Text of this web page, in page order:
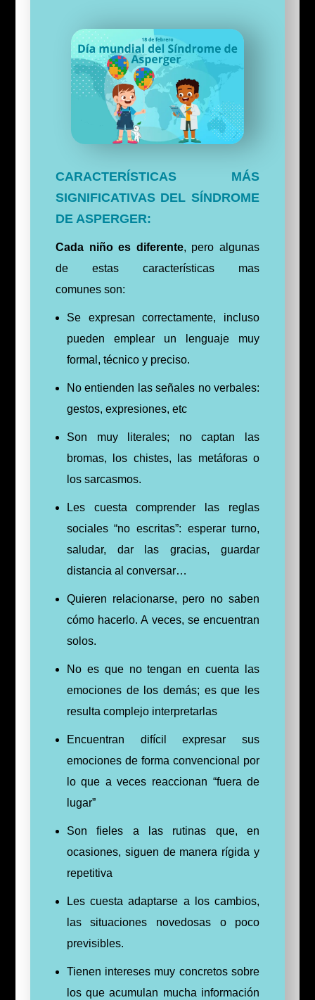
CARACTERÍSTICAS MÁS
SIGNIFICATIVAS DEL SÍNDROME
DE ASPERGER:
Cada niño es diferente, pero algunas
de estas características mas
comunes son:
Se expresan correctamente, incluso
pueden emplear un lenguaje muy
formal, técnico y preciso.
No entienden las señales no verbales:
gestos, expresiones, etc
Son muy literales; no captan las
bromas, los chistes, las metáforas o
los sarcasmos.
Les cuesta comprender las reglas
sociales “no escritas”: esperar turno,
saludar, dar las gracias, guardar
distancia al conversar…
Quieren relacionarse, pero no saben
cómo hacerlo. A veces, se encuentran
solos.
No es que no tengan en cuenta las
emociones de los demás; es que les
resulta complejo interpretarlas
Encuentran difícil expresar sus
emociones de forma convencional por
lo que a veces reaccionan “fuera de
lugar”
Son fieles a las rutinas que, en
ocasiones, siguen de manera rígida y
repetitiva
Les cuesta adaptarse a los cambios,
las situaciones novedosas o poco
previsibles.
Tienen intereses muy concretos sobre
los que acumulan mucha información